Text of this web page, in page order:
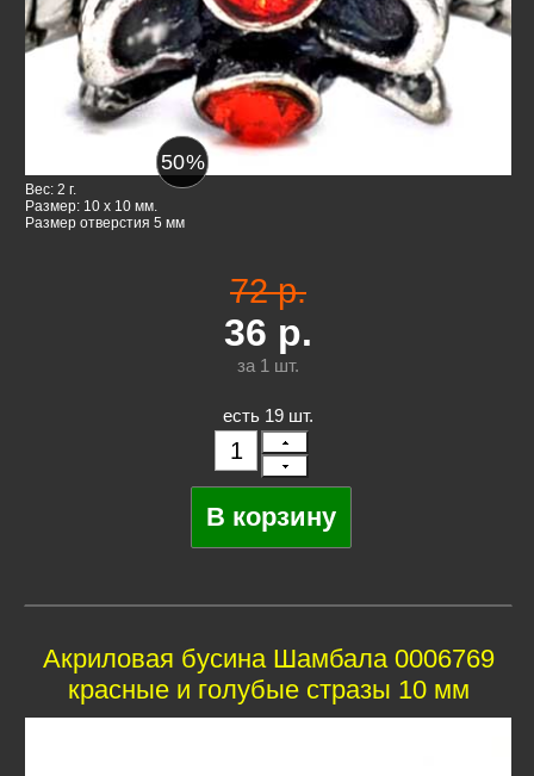
50%
Вес: 2 г.
Размер: 10 x 10 мм.
Размер отверстия 5 мм
72 р.
36 р.
за 1 шт.
есть 19 шт.
Акриловая бусина Шамбала 0006769
красные и голубые стразы 10 мм